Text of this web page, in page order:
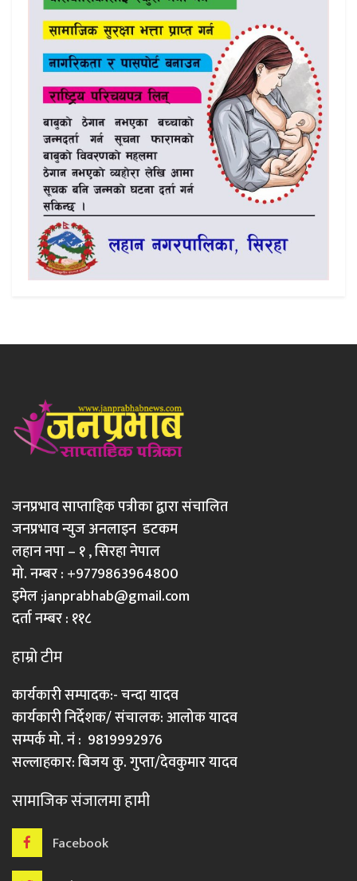
जनप्रभाव साप्ताहिक पत्रीका द्वारा संचालित
जनप्रभाव न्युज अनलाइन डटकम
लहान नपा – १ , सिरहा नेपाल
मो. नम्बर : +9779863964800
इमेल :janprabhab@gmail.com
दर्ता नम्बर : ११८
हाम्रो टीम
कार्यकारी सम्पादक:- चन्दा यादव
कार्यकारी निर्देशक/ संचालक: आलोक यादव
सम्पर्क मो. नं : 9819992976
सल्लाहकार: बिजय कु. गुप्ता/देवकुमार यादव
सामाजिक संजालमा हामी
Facebook